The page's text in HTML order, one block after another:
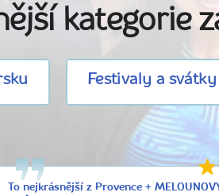
kategorie
Festivaly a
To nejkrásnější z Provence +